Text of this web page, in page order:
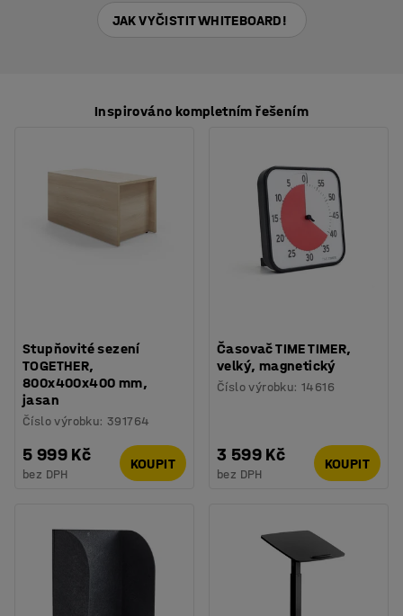
JAK VYČISTIT WHITEBOARD!
Inspirováno kompletním řešením
Stupňovité sezení
TOGETHER,
800x400x400 mm,
jasan
Číslo výrobku:391764
5 999 Kč
bez DPH
KOUPIT
Časovač TIME TIMER,
velký, magnetický
Číslo výrobku:14616
3 599 Kč
bez DPH
KOUPIT